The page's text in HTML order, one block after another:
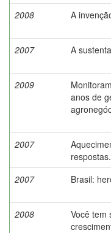
2008
A
2007
A
2009
anos de
2007
respostas.
2007
Brasil:
2008
Você tem